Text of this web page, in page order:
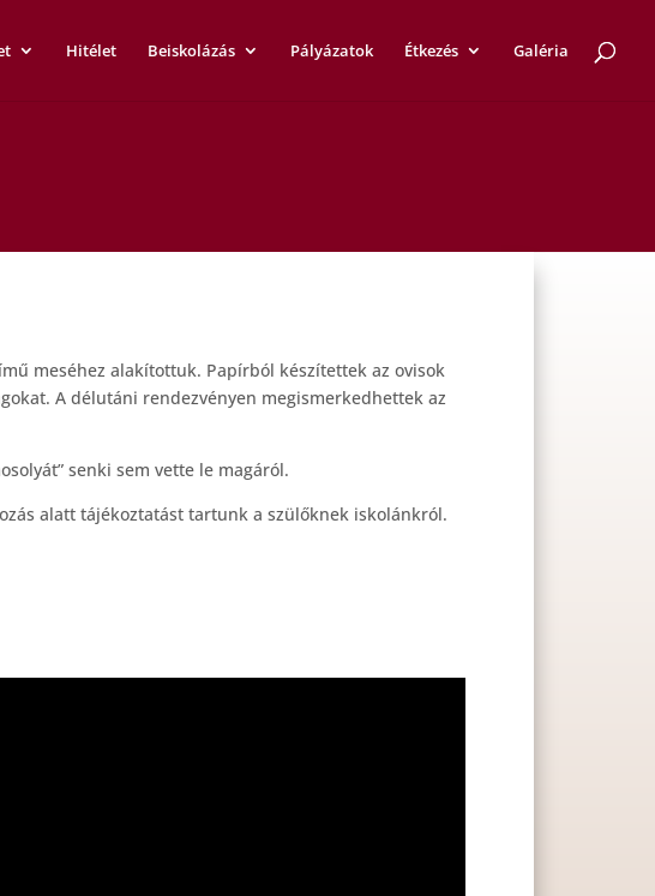
Hitélet Beiskolázás Pályázatok Étkezés Galéria
meséhez alakítottuk. Papírból készítettek az ovisok
A délutáni rendezvényen megismerkedhettek az
senki sem vette le magáról.
alatt tájékoztatást tartunk a szülőknek iskolánkról.